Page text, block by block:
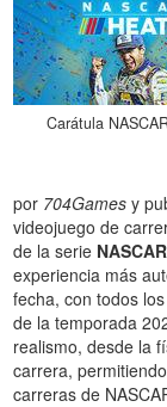
Carátula
por 704Games y
videojuego de
de la serie
experiencia más
fecha, con todos
de la temporada
realismo, desde la
carrera,
carreras de